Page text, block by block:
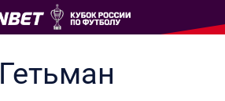
Гетьман